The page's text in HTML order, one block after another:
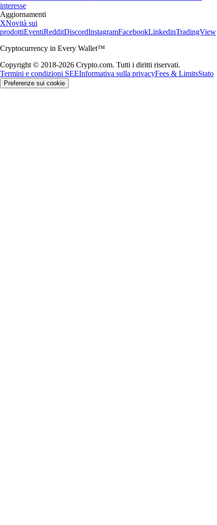
interesse
Aggiornamenti
XNovità sui
prodottiEventiRedditDiscordInstagramFacebookLinkedinTradingView
Cryptocurrency in Every Wallet™
Copyright © 2018-2026 Crypto.com. Tutti i diritti riservati.
Termini e condizioni SEEInformativa sulla privacyFees & LimitsStato
Preferenze sui cookie